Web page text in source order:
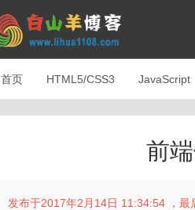
首页 HTML5/CSS3 JavaScript
前
发布于2017年2月14日 11:34:54 ，